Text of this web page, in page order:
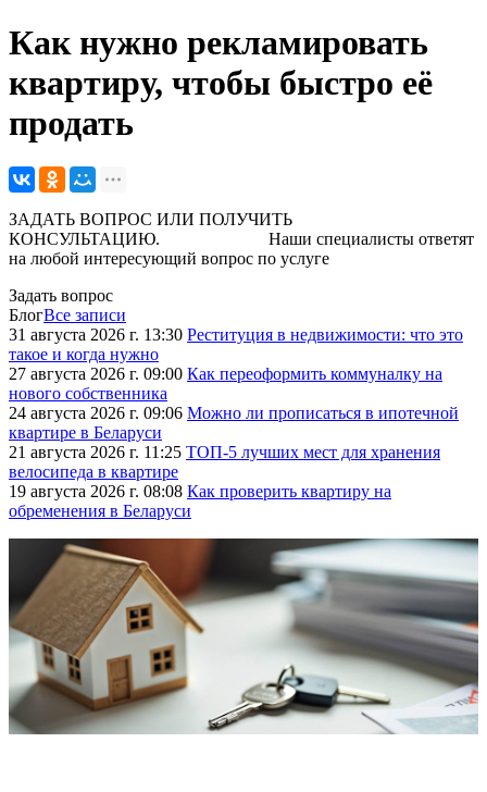
Как нужно рекламировать
квартиру, чтобы быстро её
продать
ЗАДАТЬ ВОПРОС ИЛИ ПОЛУЧИТЬ
КОНСУЛЬТАЦИЮ. Наши специалисты ответят
на любой интересующий вопрос по услуге
Задать вопрос
БлогВсе записи
31 августа 2026 г. 13:30 Реституция в недвижимости: что это
такое и когда нужно
27 августа 2026 г. 09:00 Как переоформить коммуналку на
нового собственника
24 августа 2026 г. 09:06 Можно ли прописаться в ипотечной
квартире в Беларуси
21 августа 2026 г. 11:25 ТОП-5 лучших мест для хранения
велосипеда в квартире
19 августа 2026 г. 08:08 Как проверить квартиру на
обременения в Беларуси